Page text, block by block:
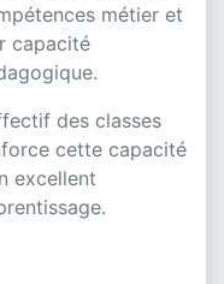
métier et
capacité
des classes
cette capacité
excellent